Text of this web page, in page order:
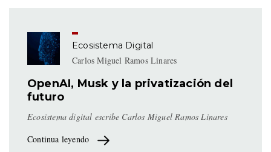
Ecosistema Digital
Carlos Miguel Ramos Linares
OpenAI, Musk y la privatización del
futuro
Ecosistema digital escribe Carlos Miguel Ramos Linares
Continua leyendo